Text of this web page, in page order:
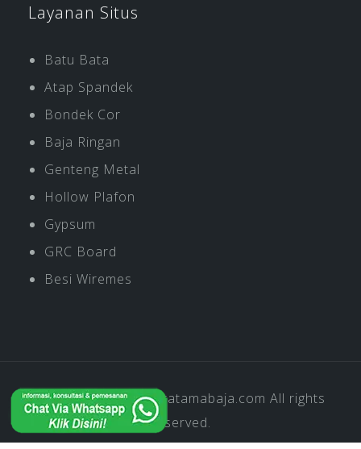
Layanan Situs
Batu Bata
Atap Spandek
Bondek Cor
Baja Ringan
Genteng Metal
Hollow Plafon
Gypsum
GRC Board
Besi Wiremes
Copyright © 2019Pratamabaja.com All rights
reserved.